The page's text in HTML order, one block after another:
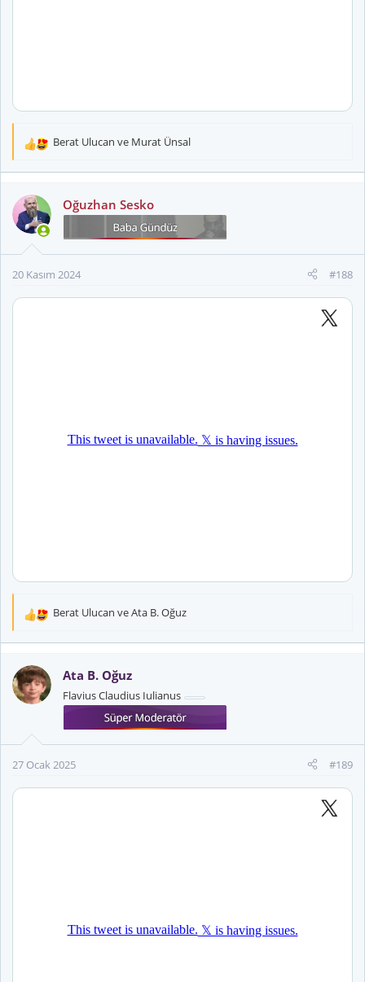
T
k
i
l
:
Berat Ulucan ve Murat Ünsal
Oğuzhan Sesko
20 Kasım 2024 #188
T
k
i
l
Berat Ulucan veAta B. Oğuz
Ata B. Oğuz
Flavius Claudius Iulianus
27 Ocak 2025 #189